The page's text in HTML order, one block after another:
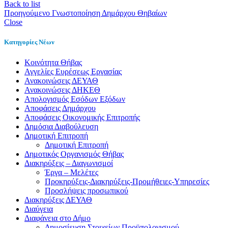
Back to list
Προηγούμενο Γνωστοποίηση Δημάρχου Θηβαίων
Close
Κατηγορίες Νέων
Kοινότητα Θήβας
Αγγελίες Ευρέσεως Εργασίας
Ανακοινώσεις ΔΕΥΑΘ
Ανακοινώσεις ΔΗΚΕΘ
Απολογισμός Εσόδων Εξόδων
Αποφάσεις Δημάρχου
Αποφάσεις Οικονομικής Επιτροπής
Δημόσια Διαβούλευση
Δημοτική Επιτροπή
Δημοτική Επιτροπή
Δημοτικός Οργανισμός Θήβας
Διακηρύξεις – Διαγωνισμοί
Έργα – Μελέτες
Προκηρύξεις-Διακηρύξεις-Προμήθειες-Υπηρεσίες
Προσλήψεις προσωπικού
Διακηρύξεις ΔΕΥΑΘ
Διαύγεια
Διαφάνεια στο Δήμο